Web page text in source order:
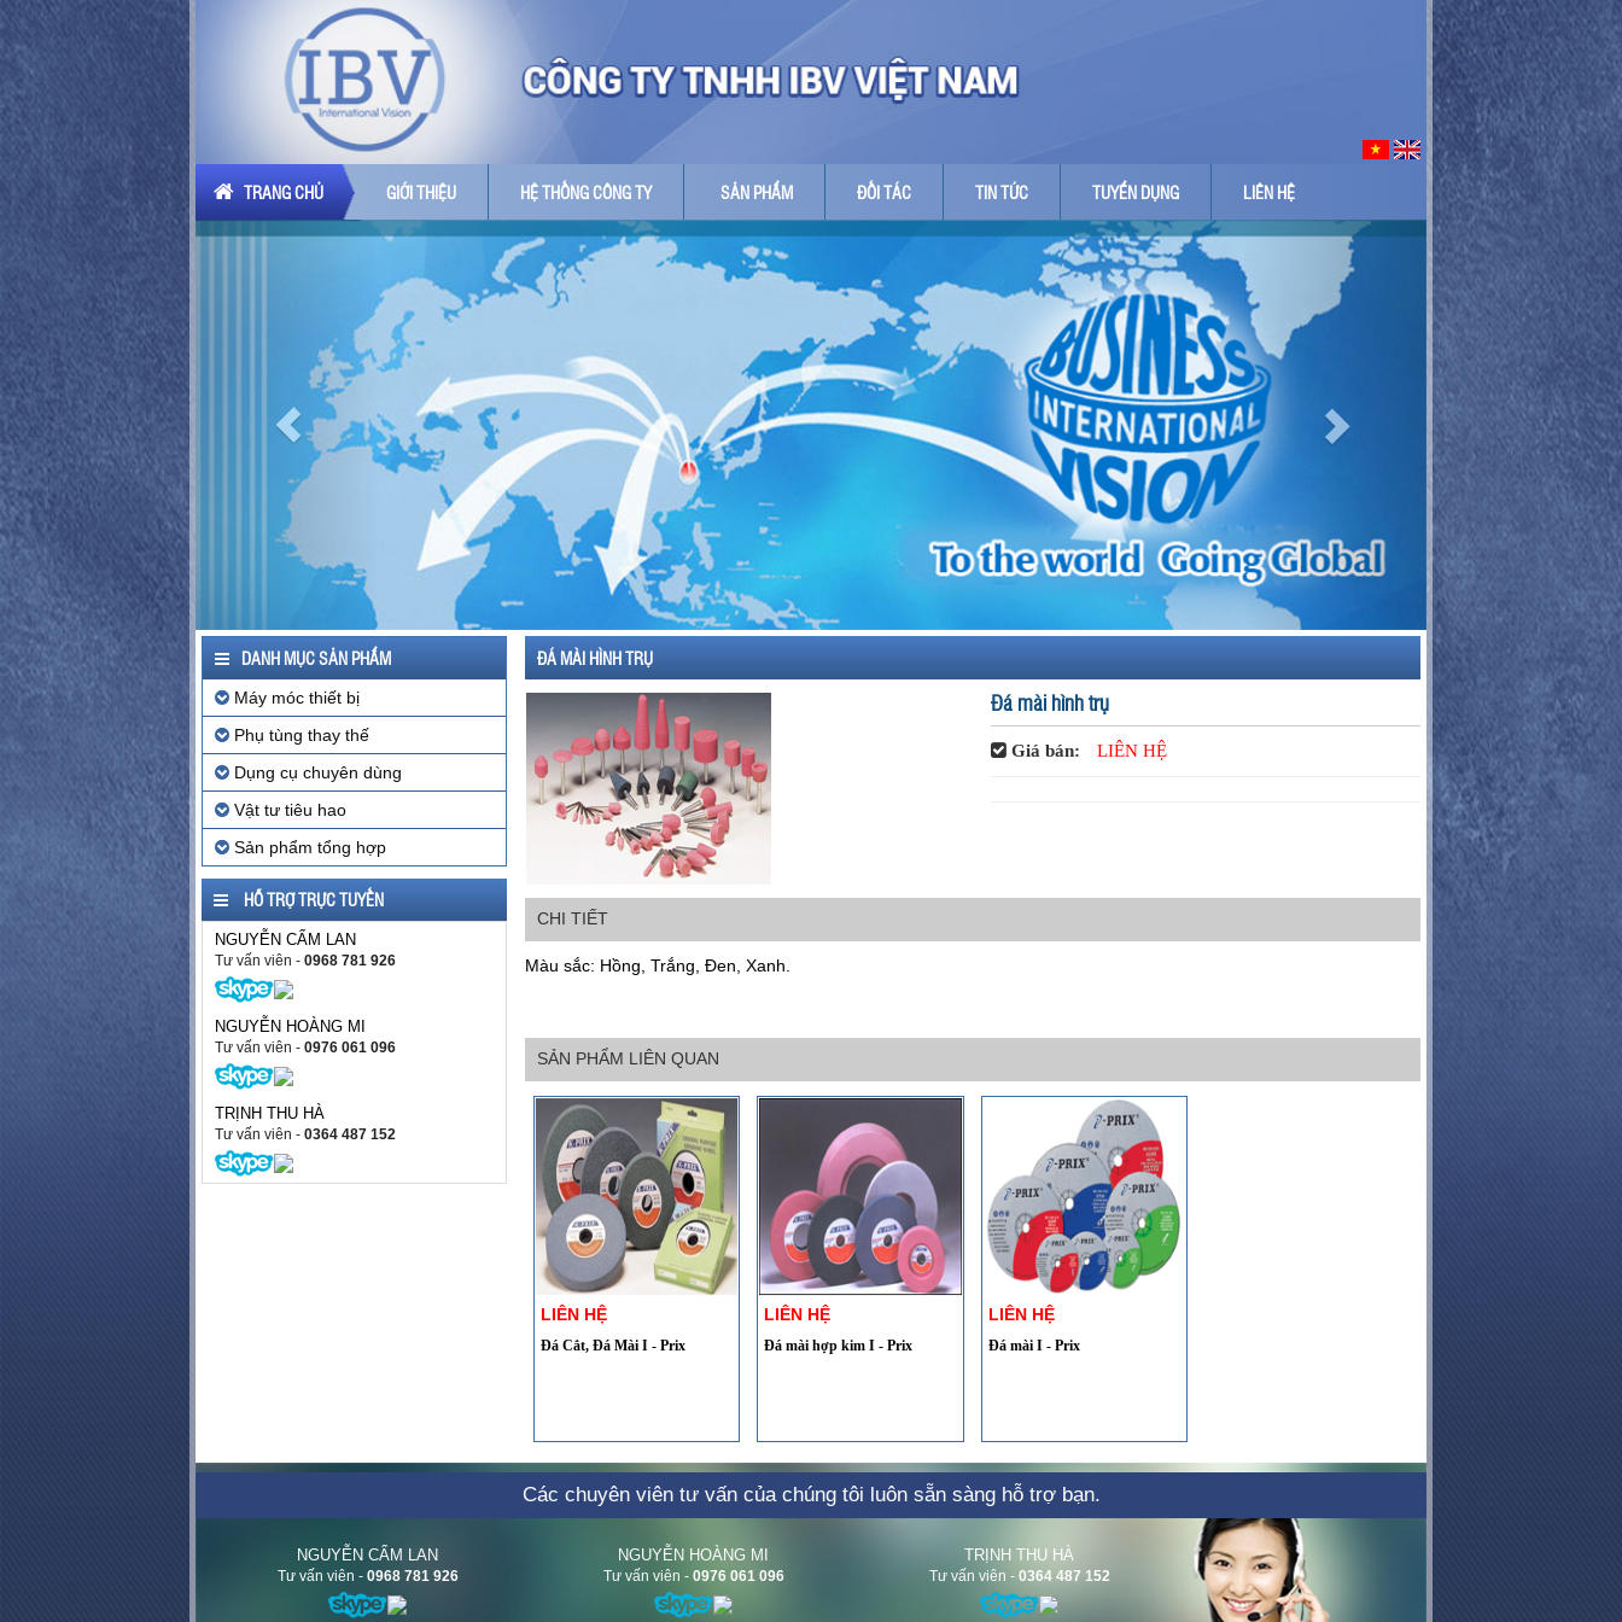
TRANG CHỦ GIỚI THIỆU HỆ THỐNG CÔNG TY SẢN PHẨM ĐỐI TÁC TIN TỨC TUYỂN DỤNG LIÊN HỆ
Previous Next
DANH MỤC SẢN PHẨM
Máy móc thiết bị
Phụ tùng thay thế
Dụng cụ chuyên dùng
Vật tư tiêu hao
Sản phẩm tổng hợp
HỖ TRỢ TRỰC TUYẾN
NGUYỄN CẨM LAN
Tư vấn viên - 0968 781 926
NGUYỄN HOÀNG MI
Tư vấn viên - 0976 061 096
TRỊNH THU HÀ
Tư vấn viên - 0364 487 152
ĐÁ MÀI HÌNH TRỤ
Đá mài hình trụ
Giá bán: LIÊN HỆ
CHI TIẾT
Màu sắc: Hồng, Trắng, Đen, Xanh.
SẢN PHẨM LIÊN QUAN
LIÊN HỆ
Đá Cắt, Đá Mài I - Prix
LIÊN HỆ
Đá mài hợp kim I - Prix
LIÊN HỆ
Đá mài I - Prix
Các chuyên viên tư vấn của chúng tôi luôn sẵn sàng hỗ trợ bạn.
NGUYỄN CẨM LAN
Tư vấn viên - 0968 781 926
NGUYỄN HOÀNG MI
Tư vấn viên - 0976 061 096
TRỊNH THU HÀ
Tư vấn viên - 0364 487 152